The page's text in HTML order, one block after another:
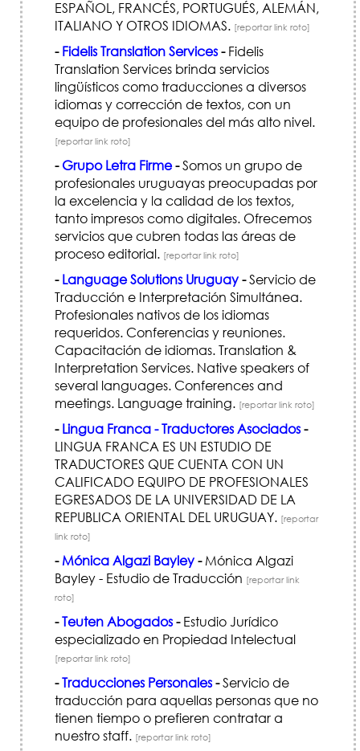
ESPAÑOL, FRANCÉS, PORTUGUÉS, ALEMÁN,
ITALIANO Y OTROS IDIOMAS. [reportar link roto]
- Fidelis Translation Services-Fidelis
Translation Services brinda servicios
lingüísticos como traducciones a diversos
idiomas y corrección de textos, con un
equipo de profesionales del más alto nivel.
[reportar link roto]
- Grupo Letra Firme-Somos un grupo de
profesionales uruguayas preocupadas por
la excelencia y la calidad de los textos,
tanto impresos como digitales. Ofrecemos
servicios que cubren todas las áreas de
proceso editorial. [reportar link roto]
- Language Solutions Uruguay-Servicio de
Traducción e Interpretación Simultánea.
Profesionales nativos de los idiomas
requeridos. Conferencias y reuniones.
Capacitación de idiomas. Translation &
Interpretation Services. Native speakers of
several languages. Conferences and
meetings. Language training. [reportar link roto]
- Lingua Franca - Traductores Asociados-
LINGUA FRANCA ES UN ESTUDIO DE
TRADUCTORES QUE CUENTA CON UN
CALIFICADO EQUIPO DE PROFESIONALES
EGRESADOS DE LA UNIVERSIDAD DE LA
REPUBLICA ORIENTAL DEL URUGUAY. [reportar
link roto]
- Mónica Algazi Bayley-Mónica Algazi
Bayley - Estudio de Traducción [reportar link
roto]
-Teuten Abogados-Estudio Jurídico
especializado en Propiedad Intelectual
[reportar link roto]
-Traducciones Personales-Servicio de
traducción para aquellas personas que no
tienen tiempo o prefieren contratar a
nuestro staff. [reportar link roto]